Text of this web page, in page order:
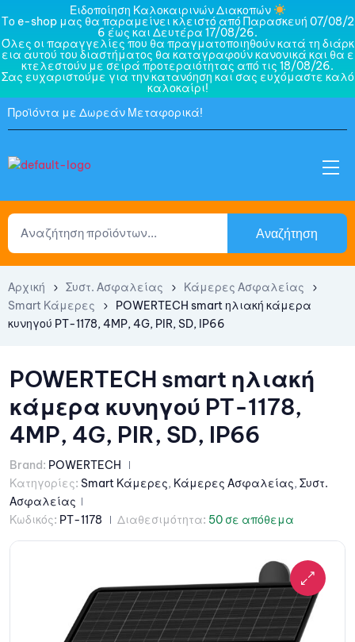
Ειδοποίηση Καλοκαιρινών Διακοπών
Το e-shop μας θα παραμείνει κλειστό από Παρασκευή 07/08/2
6 έως και Δευτέρα 17/08/26.
Όλες οι παραγγελίες που θα πραγματοποιηθούν κατά τη διάρκ
εια αυτού του διαστήματος θα καταγραφούν κανονικά και θα ε
κτελεστούν με σειρά προτεραιότητας από τις 18/08/26.
Σας ευχαριστούμε για την κατανόηση και σας ευχόμαστε καλό
καλοκαίρι!
Προϊόντα με Δωρεάν Μεταφορικά!
Αναζήτηση
Αρχική Συστ. Ασφαλείας
Κάμερες Ασφαλείας
Smart Κάμερες
POWERTECH smart ηλιακή κάμερα
κυνηγού PT-1178, 4MP, 4G, PIR, SD, IP66
POWERTECH smart ηλιακή
κάμερα κυνηγού PT-1178,
4MP, 4G, PIR, SD, IP66
Brand: POWERTECH
Κατηγορίες: Smart Κάμερες, Κάμερες Ασφαλείας, Συστ.
Ασφαλείας
Κωδικός: PT-1178 Διαθεσιμότητα: 50 σε απόθεμα